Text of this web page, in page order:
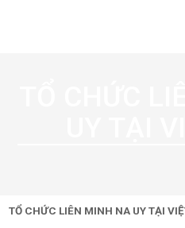
TỔ CHỨC LIÊN MINH NA UY TẠI